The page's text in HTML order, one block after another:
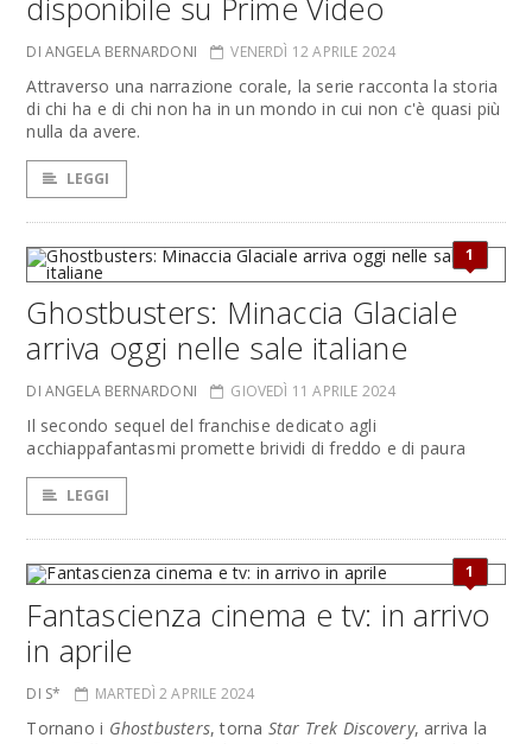
disponibile su Prime Video
DI ANGELA BERNARDONI VENERDÌ 12 APRILE 2024
Attraverso una narrazione corale, la serie racconta la storia
di chi ha e di chi non ha in un mondo in cui non c'è quasi più
nulla da avere.
LEGGI
1
Ghostbusters: Minaccia Glaciale
arriva oggi nelle sale italiane
DI ANGELA BERNARDONI GIOVEDÌ 11 APRILE 2024
Il secondo sequel del franchise dedicato agli
acchiappafantasmi promette brividi di freddo e di paura
LEGGI
1
Fantascienza cinema e tv: in arrivo
in aprile
DI S* MARTEDÌ 2 APRILE 2024
Tornano i Ghostbusters, torna Star Trek Discovery, arriva la